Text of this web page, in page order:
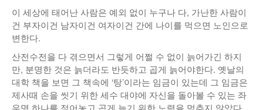
이 세상에 태어난 사람은 예외 없이 누구나 다, 가난한 사람이
건 부자이건 남자이건 여자이건 간에 나이를 먹으면 노인으로
변한다.
산전수전을 다 겪으면서 그렇게 어쩔 수 없이 늙어가긴 하지
만, 분명한 것은 늙더라도 반듯하고 곱게 늙어야한다. 옛날의
대학 책을 보면 그 책속에 ‘탕’이라는 임금이 있는데 그 임금은
제사때 손을 씻기 위한 세수 대야에 자신을 돌아볼 수 있는 좌
우명 하나를 적어놓고 곱게 늙기 위한 노력을 멈추지 않았다.